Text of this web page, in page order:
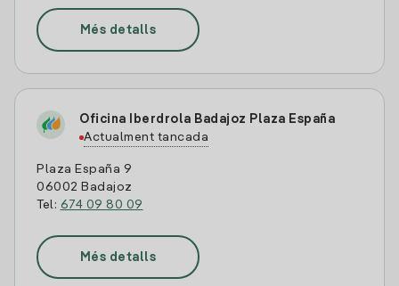
Més detalls
Oficina Iberdrola Badajoz Plaza España
Actualment tancada
Plaza España 9
06002 Badajoz
Tel: 674 09 80 09
Més detalls